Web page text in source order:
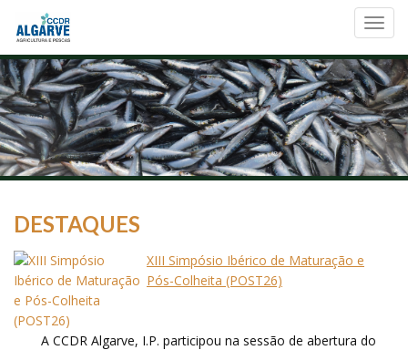
DESTAQUES
XIII Simpósio Ibérico de Maturação e
Pós-Colheita (POST26)
A CCDR Algarve, I.P. participou na sessão de abertura do